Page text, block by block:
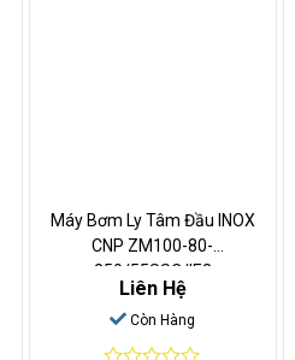
Máy Bơm Ly Tâm Đầu INOX
CNP ZM100-80-
250/55SSC/IE3
Liên Hệ
Còn Hàng